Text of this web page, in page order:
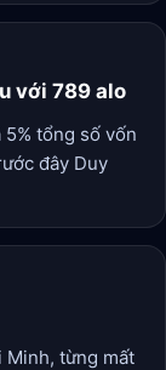
với 789 alo
tổng số vốn
đây Duy
Minh, từng mất